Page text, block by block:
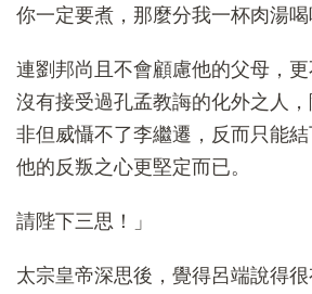
你一定要煮，那麼分我一杯肉湯喝
連劉邦尚且不會顧慮他的父母，
沒有接受過孔孟教誨的化外之人，
非但威懾不了李繼遷，反而只能
他的反叛之心更堅定而已。
請陛下三思！」
太宗皇帝深思後，覺得呂端說得